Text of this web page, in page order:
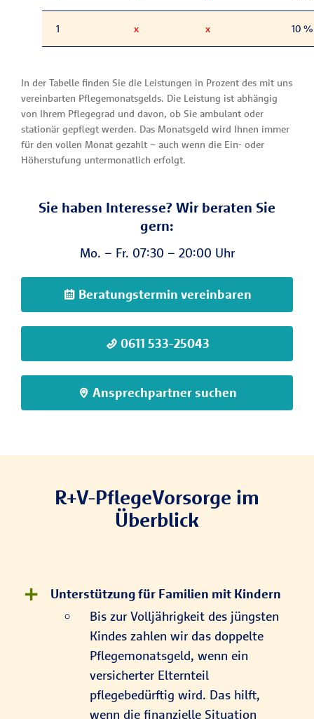
1 x x 10 %
In der Tabelle finden Sie die Leistungen in Prozent des mit uns
vereinbarten Pflegemonatsgelds. Die Leistung ist abhängig
von Ihrem Pflegegrad und davon, ob Sie ambulant oder
stationär gepflegt werden. Das Monatsgeld wird Ihnen immer
für den vollen Monat gezahlt – auch wenn die Ein- oder
Höherstufung untermonatlich erfolgt.
Sie haben Interesse? Wir beraten Sie
gern:
Mo. – Fr. 07:30 – 20:00 Uhr
Beratungstermin vereinbaren
0611 533-25043
Ansprechpartner suchen
R+V-PflegeVorsorge im
Überblick
Unterstützung für Familien mit Kindern
Bis zur Volljährigkeit des jüngsten
Kindes zahlen wir das doppelte
Pflegemonatsgeld, wenn ein
versicherter Elternteil
pflegebedürftig wird. Das hilft,
wenn die finanzielle Situation